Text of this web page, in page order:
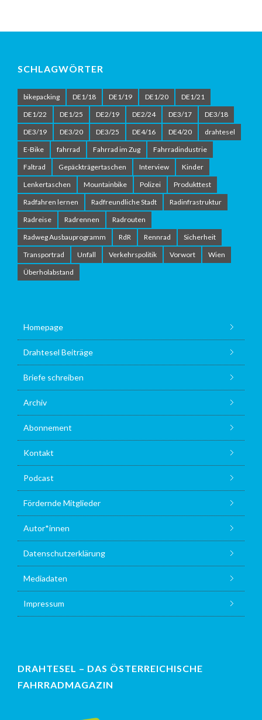
SCHLAGWÖRTER
bikepacking DE1/18 DE1/19 DE1/20
DE1/21
DE1/22
DE1/25 DE2/19 DE2/24 DE3/17
DE3/18
DE3/19
DE3/20 DE3/25 DE4/16 DE4/20
drahtesel
E-Bike
fahrrad Fahrrad im Zug
Fahrradindustrie
Faltrad
Gepäckträgertaschen Interview
Kinder
Lenkertaschen
Mountainbike Polizei
Produkttest
Radfahren lernen
Radfreundliche Stadt
Radinfrastruktur
Radreise
Radrennen
Radrouten
Radweg Ausbauprogramm
RdR Rennrad
Sicherheit
Transportrad
Unfall Verkehrspolitik Vorwort
Wien
Überholabstand
Homepage
Drahtesel Beiträge
Briefe schreiben
Archiv
Abonnement
Kontakt
Podcast
Fördernde Mitglieder
Autor*innen
Datenschutzerklärung
Mediadaten
Impressum
DRAHTESEL – DAS ÖSTERREICHISCHE
FAHRRADMAGAZIN